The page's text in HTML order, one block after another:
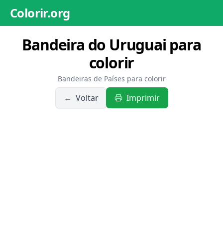
Colorir.org
Bandeira do Uruguai para
colorir
Bandeiras de Países para colorir
← Voltar Imprimir